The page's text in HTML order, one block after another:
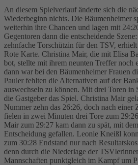
An diesem Spielverlauf änderte sich die
Wiederbeginn nichts. Die Bäumenheimer
weiterhin ihre Chancen und lagen mit
Gegentoren dann die entscheidende
zehnfache Torschützin für den TSV,
Rote Karte. Christina Mair, die mit Elisa
bot, stellte mit ihrem neunten Treffer noch
dann war bei den Bäumenheimer Frauen
Pauler fehlten die Alternativen auf der
auswechseln zu können. Mit drei Toren in
die Gastgeber das Spiel. Christina Mair
Nummer zehn das 26:26, doch nach einer
fielen in zwei Minuten drei Tore zum
Mair zum 29:27 kam dann zu spät, mit
Entscheidung gefallen. Leonie Kneißl
zum 30:28 Endstand nur nach
denn durch die Niederlage der
Mannschaften punktgleich im Kampf um